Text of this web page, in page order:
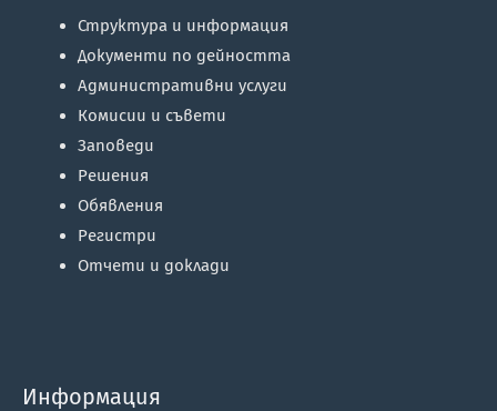
Структура и информация
Документи по дейността
Административни услуги
Комисии и съвети
Заповеди
Решения
Обявления
Регистри
Отчети и доклади
Информация